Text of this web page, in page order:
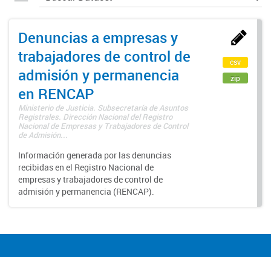
Denuncias a empresas y
trabajadores de control de
admisión y permanencia
en RENCAP
Ministerio de Justicia. Subsecretaría de Asuntos
Registrales. Dirección Nacional del Registro
Nacional de Empresas y Trabajadores de Control
de Admisión...
Información generada por las denuncias
recibidas en el Registro Nacional de
empresas y trabajadores de control de
admisión y permanencia (RENCAP).
csv
zip